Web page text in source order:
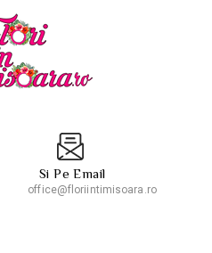
Si Pe Email
office@floriintimisoara.ro